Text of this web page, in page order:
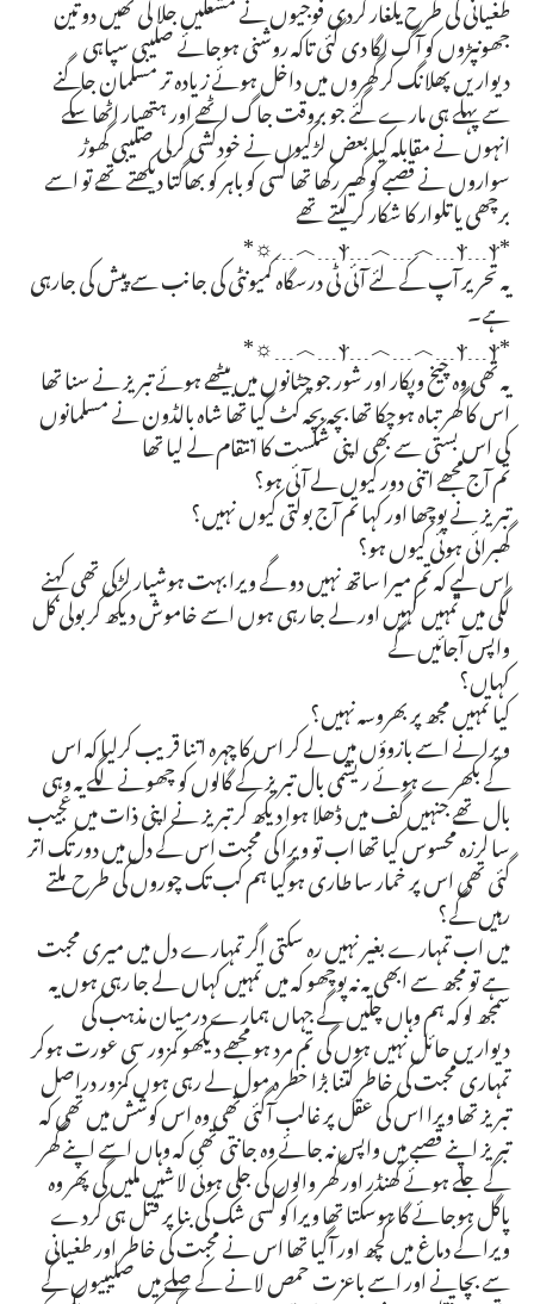
جھونپڑوں کو آگ لگا دی گئی تاکہ روشنی ہوجائے صلیبی سپاہی
دیواریں پھلانگ کر گھروں میں داخل ہوئے زیادہ تر مسلمان جاگنے
سے پہلے ہی مارے گئے جو بروقت جاگ اٹھے اور ہتھیار اٹھا سکے
انہوں نے مقابلہ کیا بعض لڑکیوں نے خودکشی کرلی صلیبی گھوڑ
سواروں نے قصبے کو گھیر رکھا تھا کسی کو باہر کو بھاگتا دیکھتے تھے تو اسے
برچھی یا تلوار کا شکار کرلیتے تھے
*ⲯ﹍︿﹍︿﹍ⲯ﹍ⲯ﹍︿﹍☼*
یہ تحریر آپ کے لئے آئی ٹی درسگاہ کمیونٹی کی جانب سے پیش کی جارہی
ہے۔
*ⲯ﹍︿﹍︿﹍ⲯ﹍ⲯ﹍︿﹍☼*
یہ تھی وہ چیخ وپکار اور شور جو چٹانوں میں بیٹھے ہوئے تبریز نے سنا تھا
اس کا گھر تباہ ہوچکا تھا بچہ بچہ کٹ گیا تھا شاہ بالڈون نے مسلمانوں
کی اس بستی سے بھی اپنی شکست کا انتقام لے لیا تھا
تم آج مجھے اتنی دور کیوں لے آئی ہو؟
تبریز نے پوچھا اور کہا تم آج بولتی کیوں نہیں؟
گھبرائی ہوئی کیوں ہو؟
اس لیے کہ تم میرا ساتھ نہیں دو گے ویرا بہت ہوشیار لڑکی تھی کہنے
لگی میں تمہیں کہیں اور لے جا رہی ہوں اسے خاموش دیکھ کر بولی کل
واپس آجائیں گے
کہاں؟
کیا تمہیں مجھ پر بھروسہ نہیں؟
ویرا نے اسے بازوؤں میں لے کر اس کا چہرہ اتنا قریب کرلیا کہ اس
کے بکھرے ہوئے ریشمی بال تبریز کے گالوں کو چھونے لگے یہ وہی
بال تھے جنہیں گف میں ڈھلا ہوا دیکھ کر تبریز نے اپنی ذات میں عجیب
سا لرزہ محسوس کیا تھا اب تو ویرا کی محبت اس کے دل میں دور تک اتر
گئی تھی اس پر خمار سا طاری ہوگیا ہم کب تک چوروں کی طرح ملتے
رہیں گے؟
میں اب تمہارے بغیر نہیں رہ سکتی اگر تمہارے دل میں میری محبت
ہے تو مجھ سے ابھی یہ نہ پوچھو کہ میں تمہیں کہاں لے جا رہی ہوں یہ
سمجھ لو کہ ہم وہاں چلیں گے جہاں ہمارے درمیان مذہب کی
دیواریں حائل نہیں ہوں گی تم مرد ہو مجھے دیکھو کمزور سی عورت ہوکر
تمہاری محبت کی خاطر کتنا بڑا خطرہ مول لے رہی ہوں کمزور دراصل
تبریز تھا ویرا اس کی عقل پر غالب آگئی تھی وہ اس کوشش میں تھی کہ
تبریز اپنے قصبے میں واپس نہ جائے وہ جانتی تھی کہ وہاں اسے اپنے گھر
کے جلے ہوئے کھنڈر اور گھر والوں کی جلی ہوئی لاشیں ملیں گی پھر وہ
پاگل ہوجائے گا ہوسکتا تھا ویرا کو کسی شک کی بنا پر قتل ہی کردے
ویرا کے دماغ میں کچھ اور آگیا تھا اس نے محبت کی خاطر اور طغیانی
سے بچانے اور اسے باعزت حمص لانے کے صلے میں صلیبیوں کے